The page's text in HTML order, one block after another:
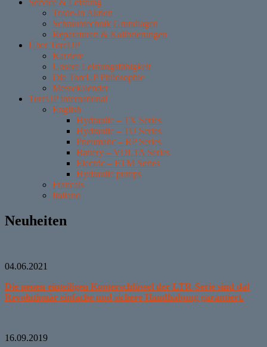
Service & Leistung
Trade-In Aktion
Schraubtechnik Grundlagen
Reparaturen & Kalibrierungen
Über TorcUP
Karriere
Unsere Leistungsfähigkeit
Die TorcUP Philosophie
Messekalender
TorcUP International
English
Hydraulic – TX Series
Hydraulic – TU Series
Pneumatic – RP Series
Battery – VOLTA Series
Electric – ETM Series
Hydraulic pumps
Francais
Italiano
Neuheiten
04.06.2021
Die neuen einteiligen Konterschlüssel der LTR-Serie sind da!
Revolutionär einfache und sichere Handhabung garantiert.
16.09.2019